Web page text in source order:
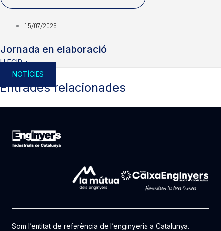
15/07/2026
Jornada en elaboració
LLEGIR +
NOTÍCIES
Entrades relacionades
Som l’entitat de referència de l’enginyeria a Catalunya.